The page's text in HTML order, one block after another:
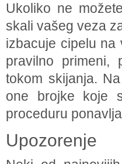
Ukoliko ne
skali vašeg veza
izbacuje cipelu
pravilno primeni,
tokom skijanja.
one brojke koje
proceduru
Upozorenje